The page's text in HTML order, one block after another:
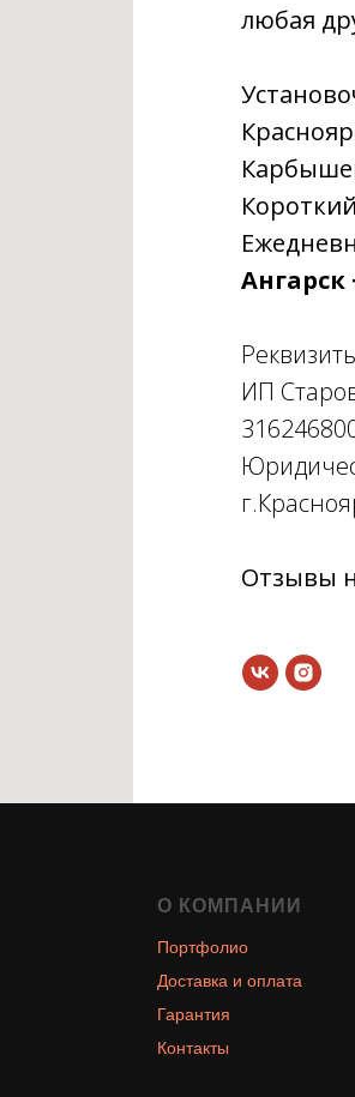
любая
Ангарск
ИП
Отзывы
О КОМПАНИИ
Портфолио
Доставка и оплата
Гарантия
Контакты